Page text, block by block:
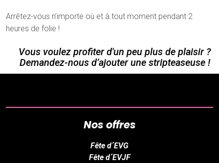
Arrêtez-vous n’importe où et à tout moment pendant 2
heures de folie !
Vous voulez profiter d'un peu plus de plaisir ?
Demandez-nous d’ajouter une stripteaseuse !
Nos offres
Fête d´EVG
Fête d´EVJF